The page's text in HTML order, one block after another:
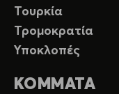
Τουρκία
Τρομοκρατία
Υποκλοπές
ΚΟΜΜΑΤΑ